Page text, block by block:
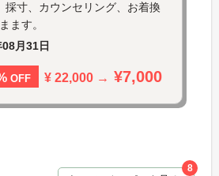
採寸、カウンセリング、お着換
ます。
月31日
OFF ¥ 22,000 → ¥7,000
8